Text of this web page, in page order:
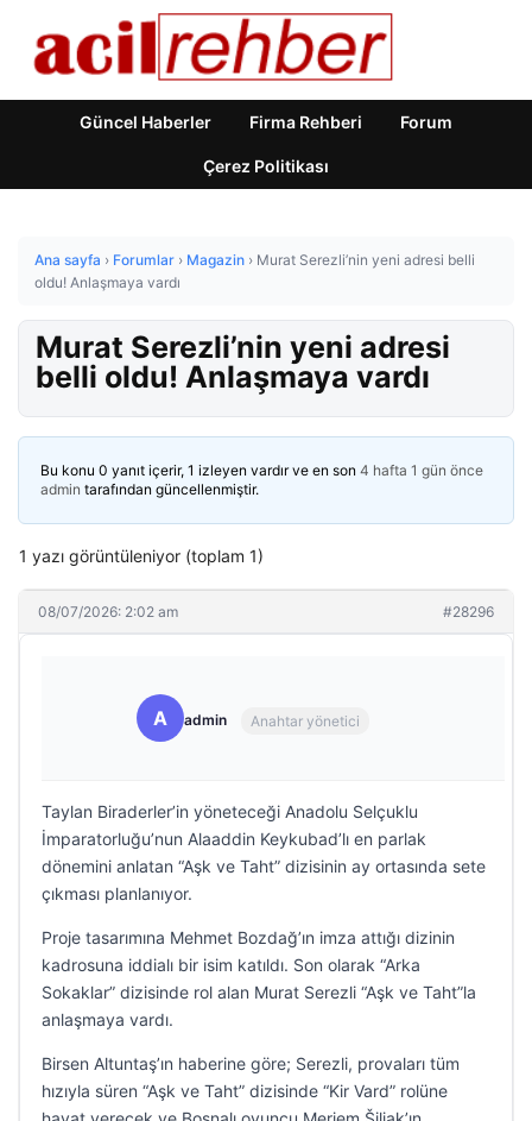
Güncel Haberler Firma Rehberi Forum
Çerez Politikası
Ana sayfa › Forumlar › Magazin › Murat Serezli’nin yeni adresi belli
oldu! Anlaşmaya vardı
Murat Serezli’nin yeni adresi
belli oldu! Anlaşmaya vardı
Bu konu 0 yanıt içerir, 1 izleyen vardır ve en son 4 hafta 1 gün önce
admin tarafından güncellenmiştir.
1 yazı görüntüleniyor (toplam 1)
08/07/2026: 2:02 am #28296
A admin Anahtar yönetici
Taylan Biraderler’in yöneteceği Anadolu Selçuklu
İmparatorluğu’nun Alaaddin Keykubad’lı en parlak
dönemini anlatan “Aşk ve Taht” dizisinin ay ortasında sete
çıkması planlanıyor.
Proje tasarımına Mehmet Bozdağ’ın imza attığı dizinin
kadrosuna iddialı bir isim katıldı. Son olarak “Arka
Sokaklar” dizisinde rol alan Murat Serezli “Aşk ve Taht”la
anlaşmaya vardı.
Birsen Altuntaş’ın haberine göre; Serezli, provaları tüm
hızıyla süren “Aşk ve Taht” dizisinde “Kir Vard” rolüne